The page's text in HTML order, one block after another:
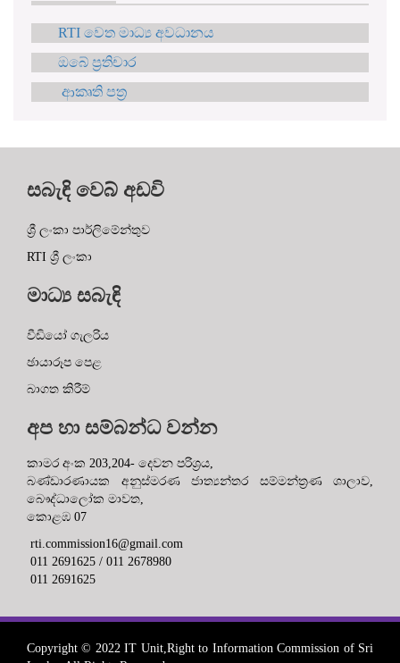
RTI වෙත මාධ්‍ය අවධානය
ඔබේ ප්‍රතිචාර
ආකෘති පත්‍ර
සබැඳි වෙබ් අඩවි
ශ්‍රී ලංකා පාර්ලිමේන්තුව
RTI ශ්‍රී ලංකා
මාධ්‍ය සබැඳි
වීඩියෝ ගැලරිය
ඡායාරූප පෙළ
බාගත කිරීම්
අප හා සම්බන්ධ වන්න
කාමර අංක 203,204- දෙවන පරිශ්‍රය,
බණ්ඩාරණායක අනුස්මරණ ජාත්‍යන්තර සම්මන්ත්‍රණ ශාලාව,
බෞද්ධාලෝක මාවත,
කොළඹ 07
rti.commission16@gmail.com
011 2691625 / 011 2678980
011 2691625
Copyright © 2022 IT Unit,Right to Information Commission of Sri